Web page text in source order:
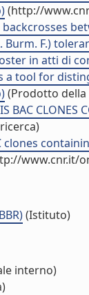
(http://
F.)
in atti di
a tool for
(Prodotto della
BAC
clones
www.cnr.it/
(Istituto)
interno)